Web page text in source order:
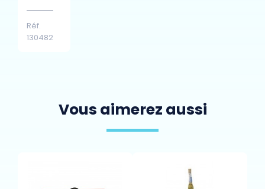
Réf.
130482
Vous aimerez aussi